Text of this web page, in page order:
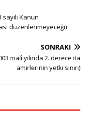
Kanun
düzenlenmeyeceği)
SONRAKI
malî yılında 2. derece ita
amirlerinin yetki sınırı)